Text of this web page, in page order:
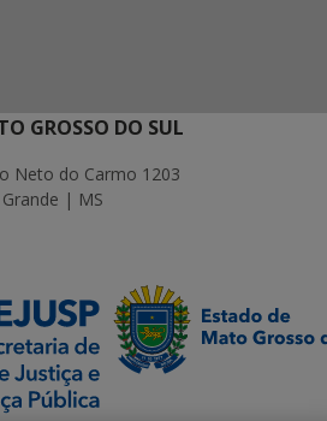
GROSSO DO SUL
Neto do Carmo 1203
| MS